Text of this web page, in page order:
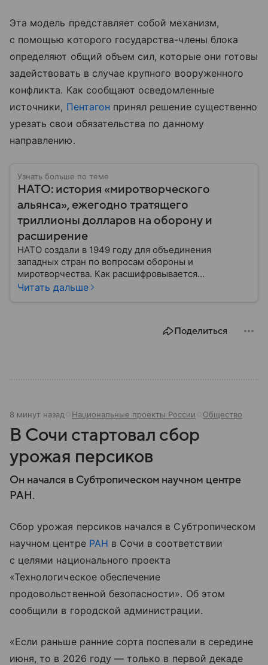
Эта модель представляет собой механизм,
с помощью которого государства-члены блока
определяют общий объем сил, которые они готовы
задействовать в случае крупного вооруженного
конфликта. Как сообщают осведомленные
источники, Пентагон принял решение существенно
урезать свои обязательства по данному
направлению.
Узнать больше по теме
НАТО: история «миротворческого
альянса», ежегодно тратящего
триллионы долларов на оборону и
расширение
НАТО создали в 1949 году для объединения
западных стран по вопросам обороны и
миротворчества. Как расшифровывается
аббревиатура, для чего задумывали группировку и к
Читать дальше
Поделиться
8 минут назад Национальные проекты России Общество
В Сочи стартовал сбор
урожая персиков
Он начался в Субтропическом научном центре
РАН.
Сбор урожая персиков начался в Субтропическом
научном центре РАН в Сочи в соответствии
с целями национального проекта
«Технологическое обеспечение
продовольственной безопасности». Об этом
сообщили в городской администрации.
«Если раньше ранние сорта поспевали в середине
июня, то в 2026 году — только в первой декаде